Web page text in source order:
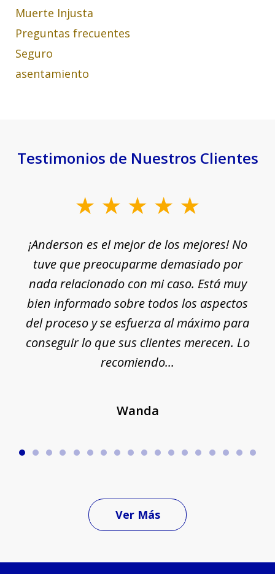
Muerte Injusta
Preguntas frecuentes
Seguro
asentamiento
Testimonios de Nuestros Clientes
¡Anderson es el mejor de los mejores! No
tuve que preocuparme demasiado por
nada relacionado con mi caso. Está muy
bien informado sobre todos los aspectos
del proceso y se esfuerza al máximo para
conseguir lo que sus clientes merecen. Lo
recomiendo...
Wanda
Ver Más